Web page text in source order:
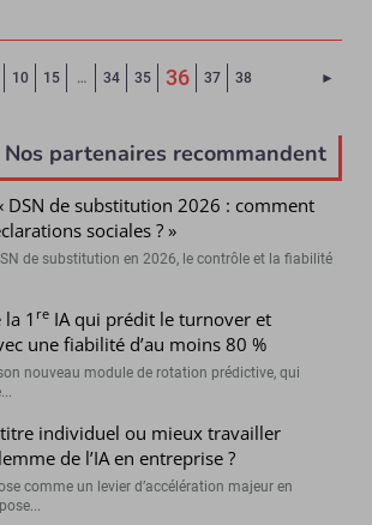
10 15 … 34 35 36(Page courante)
37 38 ►
Nos partenaires recommandent
DSN de substitution 2026 : comment
sociales ? »
de substitution en 2026, le contrôle et la fiabilité
1 re IA qui prédit le turnover et
une fiabilité d’au moins 80 %
nouveau module de rotation prédictive, qui
individuel ou mieux travailler
de l’IA en entreprise ?
comme un levier d’accélération majeur en